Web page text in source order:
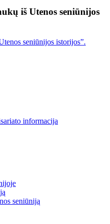
iš Utenos seniūnijos
seniūnijos istorijos”.
informacija
seniūniją